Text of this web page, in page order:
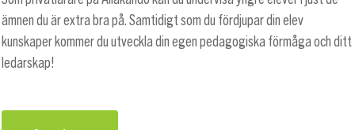
ämnen du är extra bra på. Samtidigt som du fördjupar din elev
kunskaper kommer du utveckla din egen pedagogiska förmåga och ditt
ledarskap!